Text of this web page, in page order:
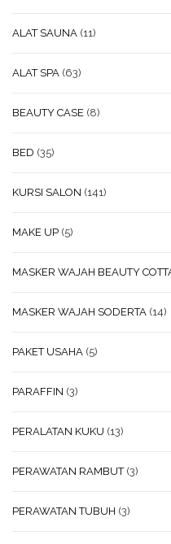
ALAT SAUNA (11)
ALAT SPA (63)
BEAUTY CASE (8)
BED (35)
KURSI SALON (141)
MAKE UP (5)
MASKER WAJAH BEAUTY
MASKER WAJAH SODERTA (14)
PAKET USAHA (5)
PARAFFIN (3)
PERALATAN KUKU (13)
PERAWATAN RAMBUT (3)
PERAWATAN TUBUH (3)